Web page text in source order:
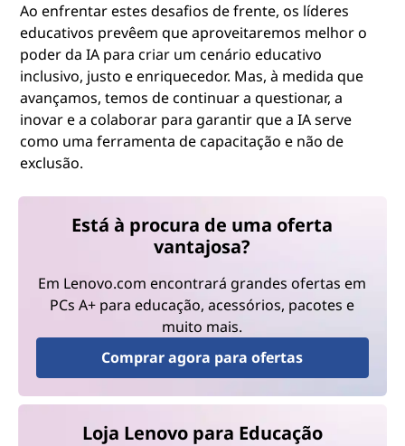
Ao enfrentar estes desafios de frente, os líderes
educativos prevêem que aproveitaremos melhor o
poder da IA para criar um cenário educativo
inclusivo, justo e enriquecedor. Mas, à medida que
avançamos, temos de continuar a questionar, a
inovar e a colaborar para garantir que a IA serve
como uma ferramenta de capacitação e não de
exclusão.
Está à procura de uma oferta
vantajosa?
Em Lenovo.com encontrará grandes ofertas em
PCs A+ para educação, acessórios, pacotes e
muito mais.
Comprar agora para ofertas
Loja Lenovo para Educação